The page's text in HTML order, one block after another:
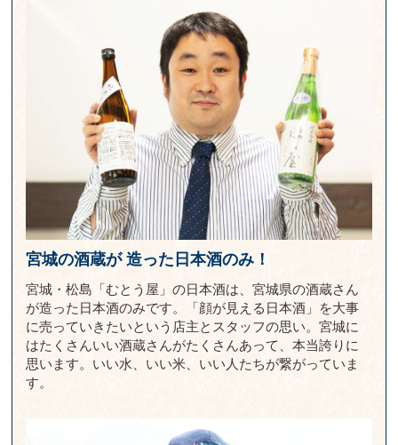
宮城の酒蔵が造った日本酒のみ！
宮城・松島「むとう屋」の日本酒は、宮城県の酒蔵さん
が造った日本酒のみです。「顔が見える日本酒」を大事
に売っていきたいという店主とスタッフの思い。宮城に
はたくさんいい酒蔵さんがたくさんあって、本当誇りに
思います。いい水、いい米、いい人たちが繋がっていま
す。